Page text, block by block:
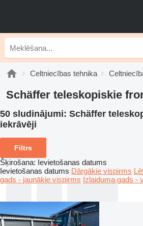
Celtniecības tehnika
Schäffer teleskopiskie
50 sludinājumi: Schäffer
iekrāvēji
Filtrs
Šķirošana: Ievietošanas datums
Ievietošanas datums Dārgākie vispirms
gads - jaunākie vispirms Izlaiduma gads -